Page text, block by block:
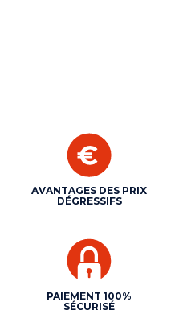
AVANTAGES DES PRIX
DÉGRESSIFS
PAIEMENT 100%
SÉCURISÉ